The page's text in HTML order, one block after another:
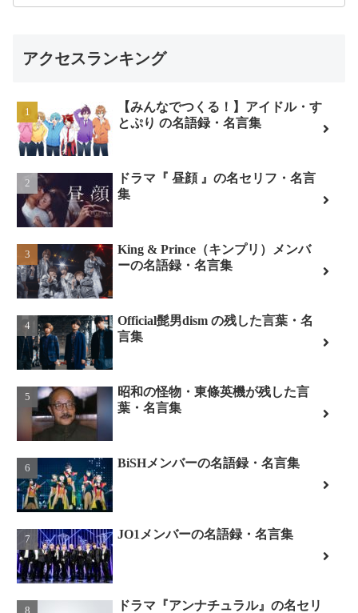
アクセスランキング
【みんなでつくる！】アイドル・す
とぷり の名語録・名言集
ドラマ『 昼顔 』の名セリフ・名言
集
King & Prince（キンプリ）メンバ
ーの名語録・名言集
Official髭男dism の残した言葉・名
言集
昭和の怪物・東條英機が残した言
葉・名言集
BiSHメンバーの名語録・名言集
JO1メンバーの名語録・名言集
ドラマ『アンナチュラル』の名セリ